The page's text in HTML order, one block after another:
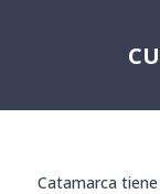
Catamarca